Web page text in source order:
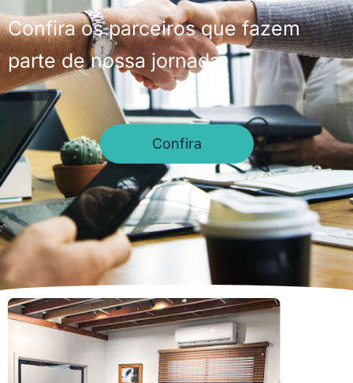
Confira os parceiros que fazem
parte de nossa jornada
Confira